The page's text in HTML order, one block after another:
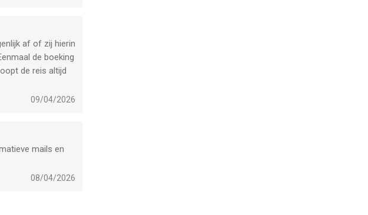
af of zij hierin
de boeking
de reis altijd
09/04/2026
mails en
08/04/2026